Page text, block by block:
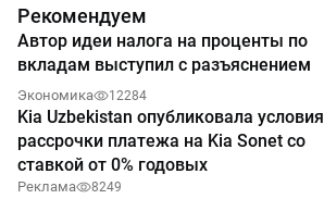
Рекомендуем
Автор идеи налога на проценты по
вкладам выступил с разъяснением
Экономика 12284
Kia Uzbekistan опубликовала условия
рассрочки платежа на Kia Sonet со
ставкой от 0% годовых
Реклама 8249